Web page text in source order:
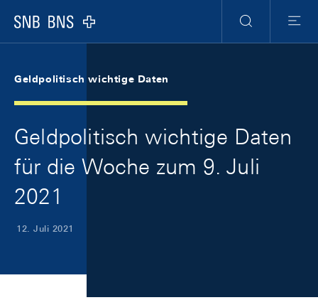
Logo
Suche
Menu
Geldpolitisch wichtige Daten
Geldpolitisch wichtige Daten
für die Woche zum 9. Juli
2021
12. Juli 2021